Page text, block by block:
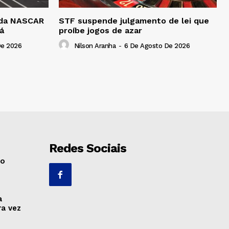
NASCAR
2026
STF suspende julgamento de lei que
proíbe jogos de azar
Nilson Aranha - 6 De Agosto De 2026
vez
Redes Sociais